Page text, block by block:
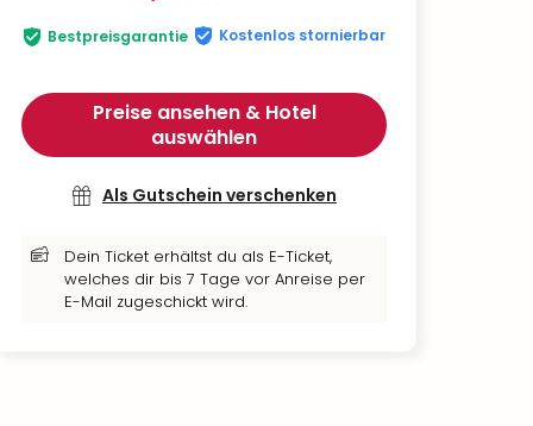
Bestpreisgarantie Kostenlos stornierbar
Preise ansehen & Hotel
auswählen
Als Gutschein verschenken
Dein Ticket erhältst du als E-Ticket,
welches dir bis 7 Tage vor Anreise per
E-Mail zugeschickt wird.